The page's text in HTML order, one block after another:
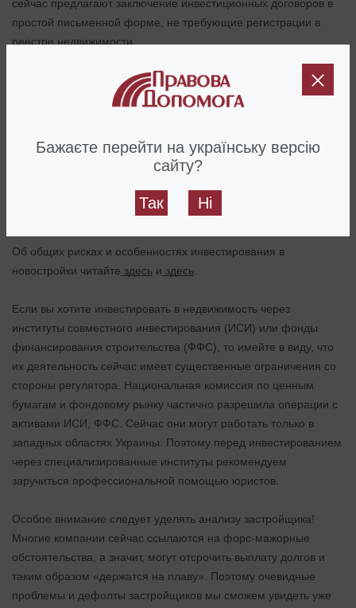
сейчас предлагают заключение инвестиционных договоров в
простой письменной форме, не требующие регистрации в
реестре недвижимости.
Как и всегда, мы должны предостеречь, что простые
письменные договора инвестирования в недвижимость (в
опасным вариантом вложения, и требует тщательного
анализа. В случае же заключения предварительных
нотариальных договоров вам нужно учитывать текущие
ограничения, о которых шла речь выше.
Об общих рисках и особенностях инвестирования в
новостройки читайте здесь и здесь
Если вы хотите инвестировать в недвижимость через
институты совместного инвестирования (ИСИ) или фонды
финансирования строительства (ФФС), то имейте в виду, что
их деятельность сейчас имеет существенные ограничения со
стороны регулятора. Национальная комиссия по ценным
бумагам и фондовому рынку частично разрешила операции с
активами ИСИ, ФФС. Сейчас они могут работать только в
западных областях Украины. Поэтому перед инвестированием
через специализированные институты рекомендуем
заручиться профессиональной помощью юристов.
Особое внимание следует уделять анализу застройщика!
Многие компании сейчас ссылаются на форс-мажорные
обстоятельства, а значит, могут отсрочить выплату долгов и
таким образом «держатся на плаву». Поэтому очевидные
проблемы и дефолты застройщиков мы сможем увидеть уже
Бажаєте перейти на українську версію
сайту?
Так Ні